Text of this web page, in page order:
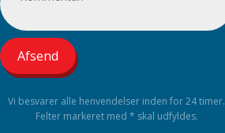
Vi besvarer alle henvendelser inden for 24 timer.
Felter markeret med * skal udfyldes.​